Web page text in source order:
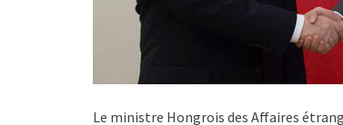
Le ministre Hongrois des Affaires